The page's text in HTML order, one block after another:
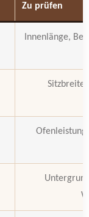
Zu prüfen
Innenlänge,
Sitzbreite